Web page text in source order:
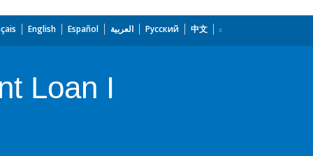
English Español العربية Русский 中文
Loan I